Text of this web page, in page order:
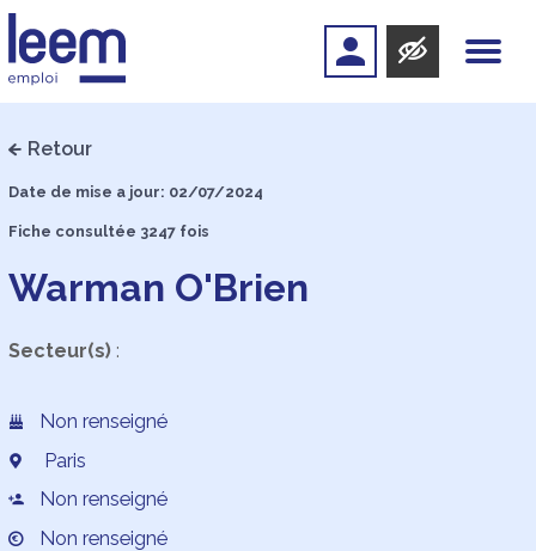
Retour
Date de mise a jour: 02/07/2024
Fiche consultée 3247 fois
Warman O'Brien
Secteur(s):
Non renseigné
Paris
Non renseigné
Non renseigné